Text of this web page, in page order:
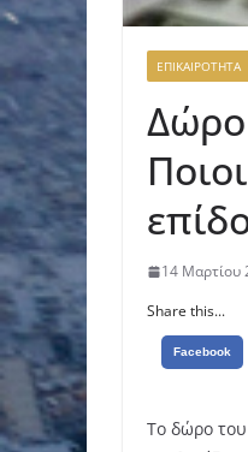
ΕΠΙΚΑΙΡΟΤΗΤΑ
14 Μαρτίου
Share this...
Facebook
Το δώρο